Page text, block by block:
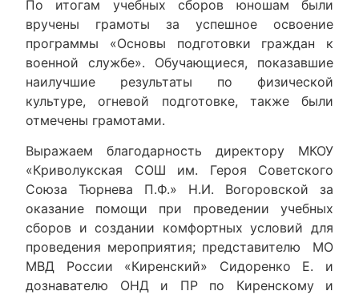
По итогам учебных сборов юношам были
вручены грамоты за успешное освоение
программы «Основы подготовки граждан к
военной службе». Обучающиеся, показавшие
наилучшие результаты по физической
культуре, огневой подготовке, также были
отмечены грамотами.
Выражаем благодарность директору МКОУ
«Криволукская СОШ им. Героя Советского
Союза Тюрнева П.Ф.» Н.И. Вогоровской за
оказание помощи при проведении учебных
сборов и создании комфортных условий для
проведения мероприятия; представителю МО
МВД России «Киренский» Сидоренко Е. и
дознавателю ОНД и ПР по Киренскому и